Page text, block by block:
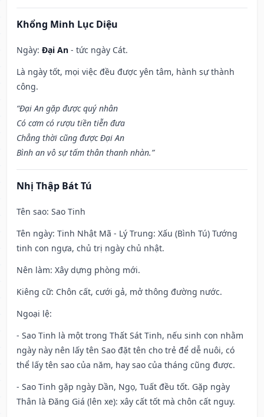
Khổng Minh Lục Diệu
Ngày: Đại An - tức ngày Cát.
Là ngày tốt, mọi việc đều được yên tâm, hành sự thành
công.
“Đại An gặp được quý nhân
Có cơm có rượu tiền tiễn đưa
Chẳng thời cũng được Đại An
Bình an vô sự tấm thân thanh nhàn.”
Nhị Thập Bát Tú
Tên sao: Sao Tinh
Tên ngày: Tinh Nhật Mã - Lý Trung: Xấu (Bình Tú) Tướng
tinh con ngựa, chủ trị ngày chủ nhật.
Nên làm: Xây dựng phòng mới.
Kiêng cữ: Chôn cất, cưới gả, mở thông đường nước.
Ngoại lệ:
- Sao Tinh là một trong Thất Sát Tinh, nếu sinh con nhằm
ngày này nên lấy tên Sao đặt tên cho trẻ để dễ nuôi, có
thể lấy tên sao của năm, hay sao của tháng cũng được.
- Sao Tinh gặp ngày Dần, Ngọ, Tuất đều tốt. Gặp ngày
Thân là Đăng Giá (lên xe): xây cất tốt mà chôn cất nguy.